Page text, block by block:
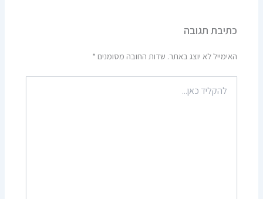
כתיבת תגובה
האימייל לא יוצג באתר. שדות החובה מסומנים *
כאן...